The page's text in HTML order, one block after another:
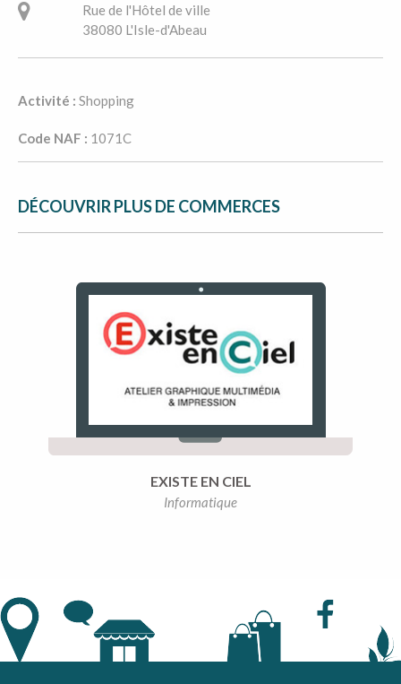
              Rue de l'Hôtel de ville
              38080 L'Isle-d'Abeau
Activité : Shopping
Code NAF : 1071C
DÉCOUVRIR PLUS DE COMMERCES
EXISTE EN CIEL
Informatique